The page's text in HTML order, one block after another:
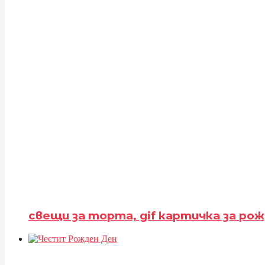
свещи за торта, gif картичка за